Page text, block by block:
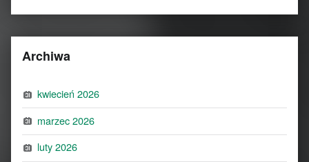
Archiwa
kwiecień 2026
marzec 2026
luty 2026